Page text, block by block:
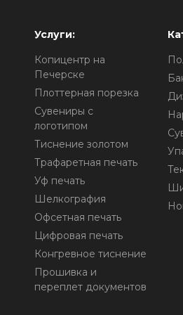
Услуги:
Копицентр на
Печерске
Плоттерная порезка
Сувениры с
логотипом
Тиснение золотом
Трафаретная печать
Уф печать
Шелкография
Офсетная печать
Цифровая печать
Конгревное тиснение
Прошивка и
переплет документов